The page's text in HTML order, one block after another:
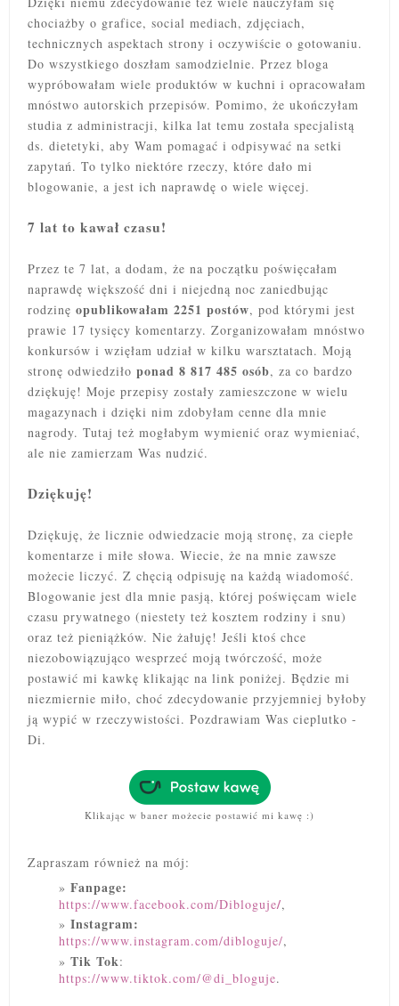
chociażby o grafice, social mediach, zdjęciach,
technicznych aspektach strony i oczywiście o gotowaniu.
Do wszystkiego doszłam samodzielnie. Przez bloga
wypróbowałam wiele produktów w kuchni i opracowałam
mnóstwo autorskich przepisów. Pomimo, że ukończyłam
studia z administracji, kilka lat temu została specjalistą
ds. dietetyki, aby Wam pomagać i odpisywać na setki
zapytań. To tylko niektóre rzeczy, które dało mi
blogowanie, a jest ich naprawdę o wiele więcej.
7 lat to kawał czasu!
Przez te 7 lat, a dodam, że na początku poświęcałam
naprawdę większość dni i niejedną noc zaniedbując
rodzinę opublikowałam 2251 postów, pod którymi jest
prawie 17 tysięcy komentarzy. Zorganizowałam mnóstwo
konkursów i wzięłam udział w kilku warsztatach. Moją
stronę odwiedziło ponad 8 817 485 osób, za co bardzo
dziękuję! Moje przepisy zostały zamieszczone w wielu
magazynach i dzięki nim zdobyłam cenne dla mnie
nagrody. Tutaj też mogłabym wymienić oraz wymieniać,
ale nie zamierzam Was nudzić.
Dziękuję!
Dziękuję, że licznie odwiedzacie moją stronę, za ciepłe
komentarze i miłe słowa. Wiecie, że na mnie zawsze
możecie liczyć. Z chęcią odpisuję na każdą wiadomość.
Blogowanie jest dla mnie pasją, której poświęcam wiele
czasu prywatnego (niestety też kosztem rodziny i snu)
oraz też pieniążków. Nie żałuję! Jeśli ktoś chce
niezobowiązująco wesprzeć moją twórczość, może
postawić mi kawkę klikając na link poniżej. Będzie mi
niezmiernie miło, choć zdecydowanie przyjemniej byłoby
ją wypić w rzeczywistości. Pozdrawiam Was cieplutko -
Di.
Klikając w baner możecie postawić mi kawę :)
Zapraszam również na mój:
Fanpage:
https://www.facebook.com/Dibloguje/,
Instagram:
https://www.instagram.com/dibloguje/,
Tik Tok:
https://www.tiktok.com/@di_bloguje.